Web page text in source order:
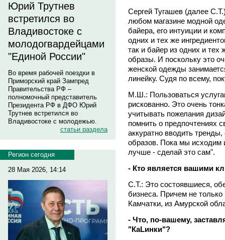
Юрий Трутнев
встретился во
Владивостоке с
молодогвардейцами
"Единой России"
Во время рабочей поездки в
Приморский край Зампред
Правительства РФ –
полномочный представитель
Президента РФ в ДФО Юрий
Трутнев встретился во
Владивостоке с молодежью.
статьи раздела
Регион сегодня
28 Мая 2026, 14:14
Сергей Тугашев (далее
любом магазине модной
байера, его интуиции и
одних и тех же
так и байер из одних и тех
образы. И поскольку это
женской одежды
линейку. Судя по всему,
М.Ш.: Пользоваться
рискованно. Это очень
учитывать пожелания
помнить о предпочтениях
аккуратно вводить
образов. Пока мы исходим
лучше - сделай это сам".
- Кто является вашими
С.Т.: Это состоявшиеся,
бизнеса. Причем не
Камчатки, из Амурской
- Что, по-вашему,
"КаLинки"?